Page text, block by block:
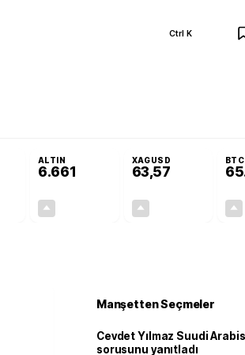
Ctrl K
ALTIN
6.661
XAGUSD
63,57
BTC
Manşetten Seçmeler
Cevdet Yılmaz Suudi
sorusunu yanıtladı